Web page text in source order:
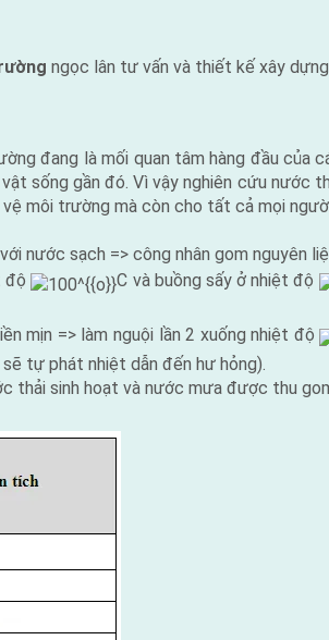
ngọc lân tư vấn và thiết kế xây dựng
đang là mối quan tâm hàng đầu của
sống gần đó. Vì vậy nghiên cứu nước
môi trường mà còn cho tất cả mọi
nước sạch => công nhân gom nguyên
độ
C và buồng sấy ở nhiệt độ
mịn => làm nguội lần 2 xuống nhiệt độ
tự phát nhiệt dẫn đến hư hỏng).
sinh hoạt và nước mưa được thu